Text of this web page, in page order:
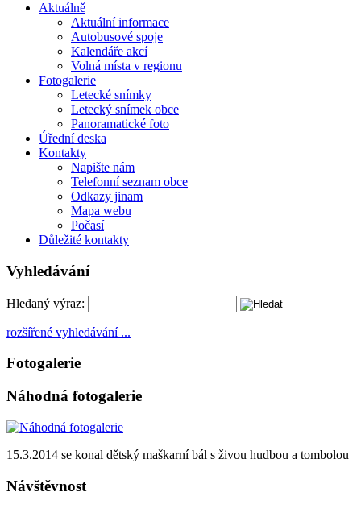
Aktuálně
Aktuální informace
Autobusové spoje
Kalendáře akcí
Volná místa v regionu
Fotogalerie
Letecké snímky
Letecký snímek obce
Panoramatické foto
Úřední deska
Kontakty
Napište nám
Telefonní seznam obce
Odkazy jinam
Mapa webu
Počasí
Důležité kontakty
Vyhledávání
Hledaný výraz:
rozšířené vyhledávání ...
Fotogalerie
Náhodná fotogalerie
15.3.2014 se konal dětský maškarní bál s živou hudbou a tombolou
Návštěvnost